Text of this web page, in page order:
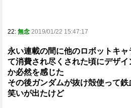
22: 無念 2019/01/22 15:47:17
永い連載の間に他のロボットキ
て消費され尽くされた頃にデザ
か必然を感じた
その後ガンダムが抜け殻使って
笑いが出たけど